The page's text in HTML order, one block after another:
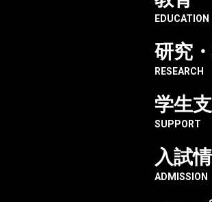
EDUCATION
研究
RESEARCH
学生
SUPPORT
入試
ADMISSION